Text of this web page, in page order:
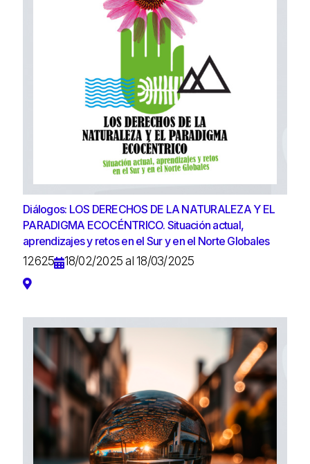
Diálogos: LOS DERECHOS DE LA NATURALEZA Y EL
PARADIGMA ECOCÉNTRICO. Situación actual,
aprendizajes y retos en el Sur y en el Norte Globales
12625
18/02/2025 al 18/03/2025